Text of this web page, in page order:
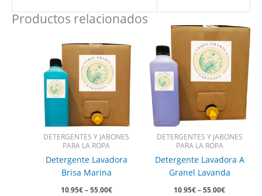
Productos relacionados
DETERGENTES Y JABONES
PARA LA ROPA
Detergente Lavadora
Brisa Marina
10,95€–55,00€
producto
múltiples
variantes.
opciones
puedenDETERGENTES Y JABONES
PARA LA ROPA
Detergente Lavadora A
Granel Lavanda
10,95€–55,00€
Este
Las